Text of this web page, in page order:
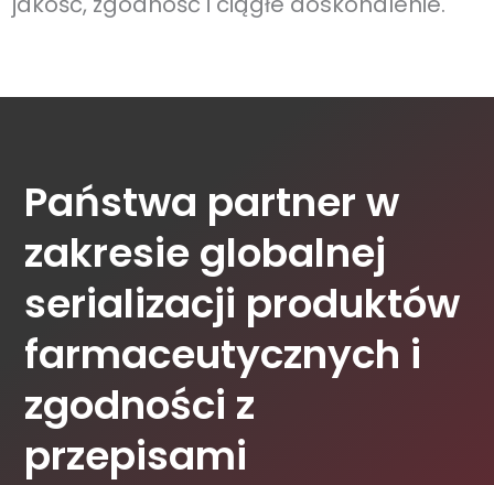
Państwa partner w
zakresie globalnej
serializacji produktów
farmaceutycznych i
zgodności z
przepisami